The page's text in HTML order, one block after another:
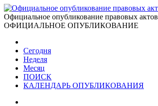
Официальное опубликование правовых актов
ОФИЦИАЛЬНОЕ ОПУБЛИКОВАНИЕ
Сегодня
Неделя
Месяц
ПОИСК
КАЛЕНДАРЬ ОПУБЛИКОВАНИЯ